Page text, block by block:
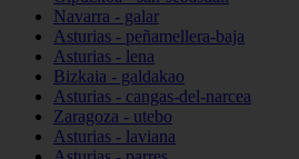
Navarra - galar
Asturias - peñamellera-baja
Asturias - lena
Bizkaia - galdakao
Asturias - cangas-del-narcea
Zaragoza - utebo
Asturias - laviana